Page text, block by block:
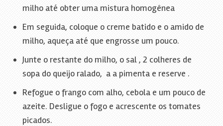
milho até obter uma mistura homogênea
Em seguida, coloque o creme batido e o amido de
milho, aqueça até que engrosse um pouco.
Junte o restante do milho, o sal , 2 colheres de
sopa do queijo ralado, a a pimenta e reserve .
Refogue o frango com alho, cebola e um pouco de
azeite. Desligue o fogo e acrescente os tomates
picados.